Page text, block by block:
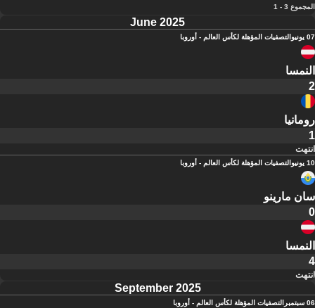
المجموع 3 - 1
June 2025
07 يونيو التصفيات المؤهلة لكأس العالم - أوروبا
النمسا
2
رومانيا
1
انتهت
10 يونيو التصفيات المؤهلة لكأس العالم - أوروبا
سان مارينو
0
النمسا
4
انتهت
September 2025
06 سبتمبر التصفيات المؤهلة لكأس العالم - أوروبا